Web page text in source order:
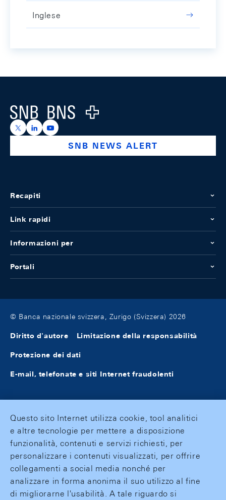
Inglese
Logo
https://x.com/snb_bns
https://ch.linkedin.com/company/swiss-national-
https://www.youtube.com/@swissnationalbank
SNB NEWS ALERT
Recapiti
Link rapidi
Informazioni per
Portali
© Banca nazionale svizzera, Zurigo (Svizzera) 2026
Diritto d'autore Limitazione della responsabilità
Protezione dei dati
E-mail, telefonate e siti Internet fraudolenti
Questo sito Internet utilizza cookie, tool analitici
e altre tecnologie per mettere a disposizione
funzionalità, contenuti e servizi richiesti, per
personalizzare i contenuti visualizzati, per offrire
collegamenti a social media nonché per
analizzare in forma anonima il suo utilizzo al fine
di migliorarne l'usabilità. A tale riguardo si